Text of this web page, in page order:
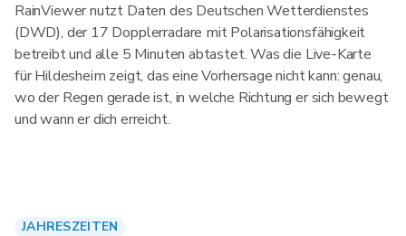
RainViewer nutzt Daten des Deutschen Wetterdienstes
(DWD), der 17 Dopplerradare mit Polarisationsfähigkeit
betreibt und alle 5 Minuten abtastet. Was die Live-Karte
für Hildesheim zeigt, das eine Vorhersage nicht kann: genau,
wo der Regen gerade ist, in welche Richtung er sich bewegt
und wann er dich erreicht.
JAHRESZEITEN